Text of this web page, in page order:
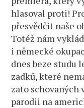
hlasoval proti!
přesvědčit naše
Totéž nám
i německé
dnes beze studu
zadků, které
zato schovaných
parodii na